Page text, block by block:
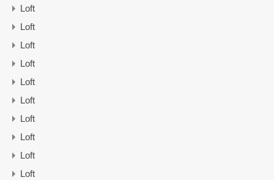
Loft
Loft
Loft
Loft
Loft
Loft
Loft
Loft
Loft
Loft